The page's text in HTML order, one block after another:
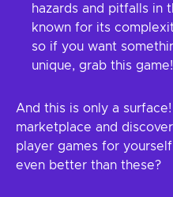
hazards and pitfalls in
known for its
so if you want
unique, grab this game!
And this is only a
marketplace and
player games for
even better than these?